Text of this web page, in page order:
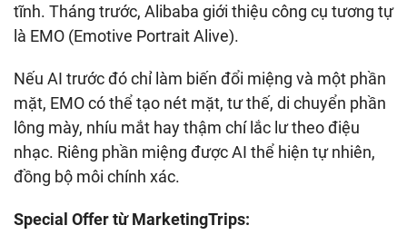
tĩnh. Tháng trước, Alibaba giới thiệu công cụ tương tự
là EMO (Emotive Portrait Alive).
Nếu AI trước đó chỉ làm biến đổi miệng và một phần
mặt, EMO có thể tạo nét mặt, tư thế, di chuyển phần
lông mày, nhíu mắt hay thậm chí lắc lư theo điệu
nhạc. Riêng phần miệng được AI thể hiện tự nhiên,
đồng bộ môi chính xác.
Special Offer từ MarketingTrips: